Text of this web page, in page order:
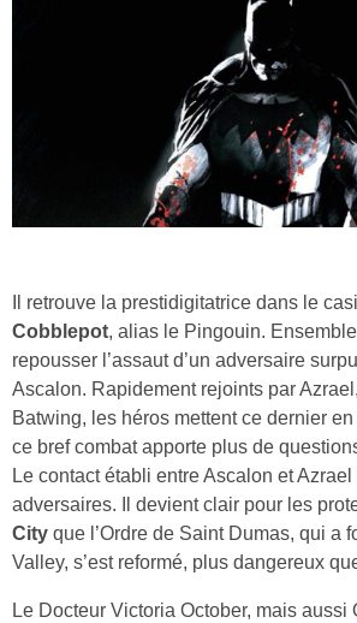
Il retrouve la prestidigitatrice dans le
Cobblepot, alias le Pingouin.
repousser l’assaut d’un adversaire
Ascalon. Rapidement rejoints par Azrael,
Batwing, les héros mettent ce dernier
ce bref combat apporte plus de
Le contact établi entre Ascalon et
adversaires. Il devient clair pour les
City que l’Ordre de Saint Dumas, qui a
Valley, s’est reformé, plus dangereux
Le Docteur Victoria October, mais aussi